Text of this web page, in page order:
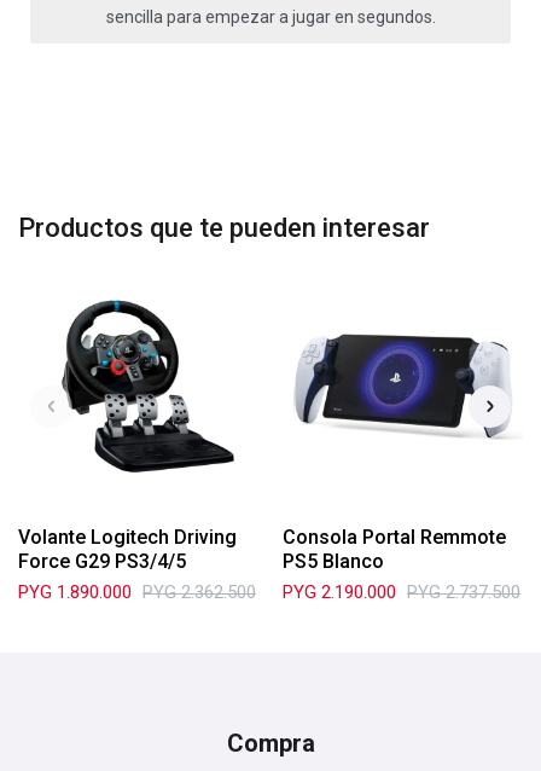
sencilla para empezar a jugar en segundos.
Productos que te pueden interesar
Volante Logitech Driving
Force G29 PS3/4/5
PYG 1.890.000 PYG 2.362.500
Consola Portal Remmote
PS5 Blanco
PYG 2.190.000 PYG 2.737.500
Compra